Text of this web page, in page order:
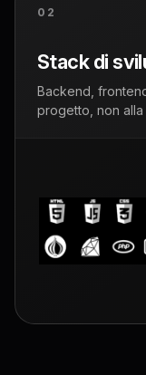
02
Stack di
Backend,
progetto, non alla